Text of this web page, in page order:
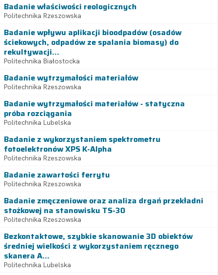
Badanie właściwości reologicznych
Politechnika Rzeszowska
Badanie wpływu aplikacji bioodpadów (osadów
ściekowych, odpadów ze spalania biomasy) do
rekultywacji...
Politechnika Białostocka
Badanie wytrzymałości materiałów
Politechnika Rzeszowska
Badanie wytrzymałości materiałów - statyczna
próba rozciągania
Politechnika Lubelska
Badanie z wykorzystaniem spektrometru
fotoelektronów XPS K-Alpha
Politechnika Rzeszowska
Badanie zawartości ferrytu
Politechnika Rzeszowska
Badanie zmęczeniowe oraz analiza drgań przekładni
stożkowej na stanowisku TS-30
Politechnika Rzeszowska
Bezkontaktowe, szybkie skanowanie 3D obiektów
średniej wielkości z wykorzystaniem ręcznego
skanera A...
Politechnika Lubelska